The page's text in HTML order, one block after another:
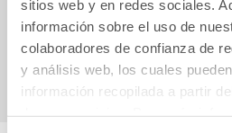
sitios web y en redes sociales.
información sobre el uso de
colaboradores de confianza de
y análisis web, los cuales
información recopilada a partir
eterna riqueza
14,96€
Comprar